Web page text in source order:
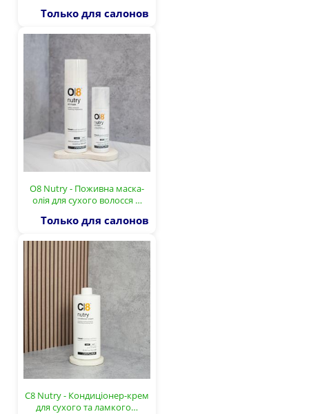
Только для салонов
О8 Nutry - Поживна маска-
олія для сухого волосся …
Только для салонов
C8 Nutry - Кондиціонер-крем
для сухого та ламкого…